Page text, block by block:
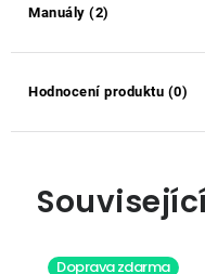
Manuály (2)
Hodnocení produktu (0)
Doprava zdarma